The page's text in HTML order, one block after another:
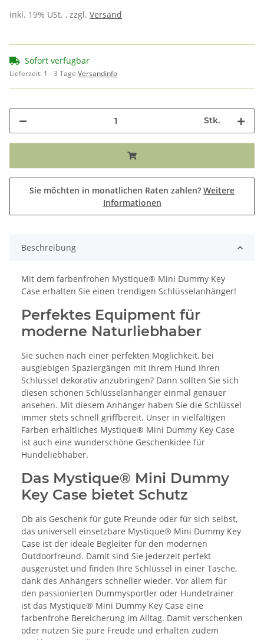
inkl. 19% USt. , zzgl. Versand
Sofort verfügbar
Lieferzeit: 1 - 3 Tage Versandinfo
Stk.
Sie möchten in monatlichen Raten zahlen? Weitere
Informationen
Beschreibung
Mit dem farbenfrohen Mystique® Mini Dummy Key
Case erhalten Sie einen trendigen Schlüsselanhänger!
Perfektes Equipment für
moderne Naturliebhaber
Sie suchen nach einer perfekten Möglichkeit, bei
ausgiebigen Spaziergängen mit Ihrem Hund Ihren
Schlüssel dekorativ anzubringen? Dann sollten Sie sich
diesen schönen Schlüsselanhänger einmal genauer
ansehen. Mit diesem Anhänger haben Sie die Schlüssel
immer stets schnell griffbereit. Unser in vielfältigen
Farben erhältliches Mystique® Mini Dummy Key Case
ist auch eine wunderschöne Geschenkidee für
Hundeliebhaber.
Das Mystique® Mini Dummy
Key Case bietet Schutz
Ob als Geschenk für gute Freunde oder für sich selbst,
das universell einsetzbare Mystique® Mini Dummy Key
Case ist der ideale Begleiter für den modernen
Outdoorfreund. Damit sind Sie jederzeit perfekt
ausgerüstet und finden Ihre Schlüssel in einer Tasche,
dank des Anhängers schneller wieder. Vor allem für
den passionierten Dummysportler oder Hundetrainer
ist das Mystique® Mini Dummy Key Case eine
farbenfrohe Bereicherung im Alltag. Damit verschenken
oder nutzen Sie pure Freude und erhalten zudem